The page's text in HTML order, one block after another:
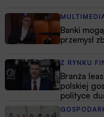
Banki
przemysł
Z RYNKU
Branża
polskiej
polityce